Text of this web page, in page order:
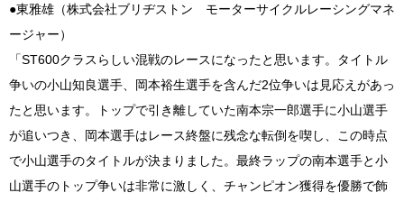
●東雅雄（株式会社ブリヂストン モーターサイクルレーシングマネ
ージャー）
「ST600クラスらしい混戦のレースになったと思います。タイトル
争いの小山知良選手、岡本裕生選手を含んだ2位争いは見応えがあっ
たと思います。トップで引き離していた南本宗一郎選手に小山選手
が追いつき、岡本選手はレース終盤に残念な転倒を喫し、この時点
で小山選手のタイトルが決まりました。最終ラップの南本選手と小
山選手のトップ争いは非常に激しく、チャンピオン獲得を優勝で飾